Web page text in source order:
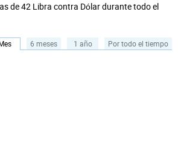
de 42 Libra contra Dólar durante todo el
6 meses 1 año Por todo el tiempo